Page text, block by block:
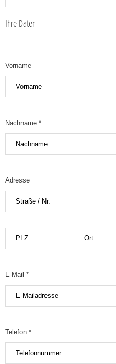
Ihre Daten
Vorname
Nachname *
Adresse
E-Mail *
Telefon *